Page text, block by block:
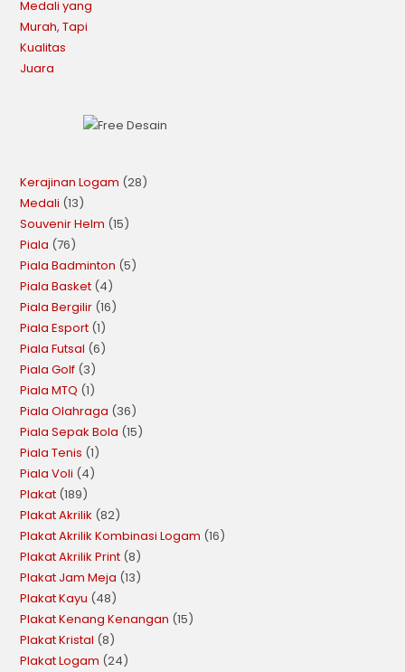
Kerajinan Logam 28
Medali 13
Souvenir Helm 15
Piala 76
Piala Badminton 5
Piala Basket 4
Piala Bergilir 16
Piala Esport 1
Piala Futsal 6
Piala Golf 3
Piala MTQ 1
Piala Olahraga 36
Piala Sepak Bola 15
Piala Tenis 1
Piala Voli 4
Plakat 189
Plakat Akrilik 82
Plakat Akrilik Kombinasi Logam 16
Plakat Akrilik Print 8
Plakat Jam Meja 13
Plakat Kayu 48
Plakat Kenang Kenangan 15
Plakat Kristal 8
Plakat Logam 24